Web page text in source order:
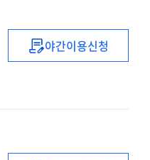
(2022년도)
야간이용신청